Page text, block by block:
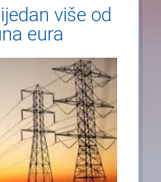
više od
eura